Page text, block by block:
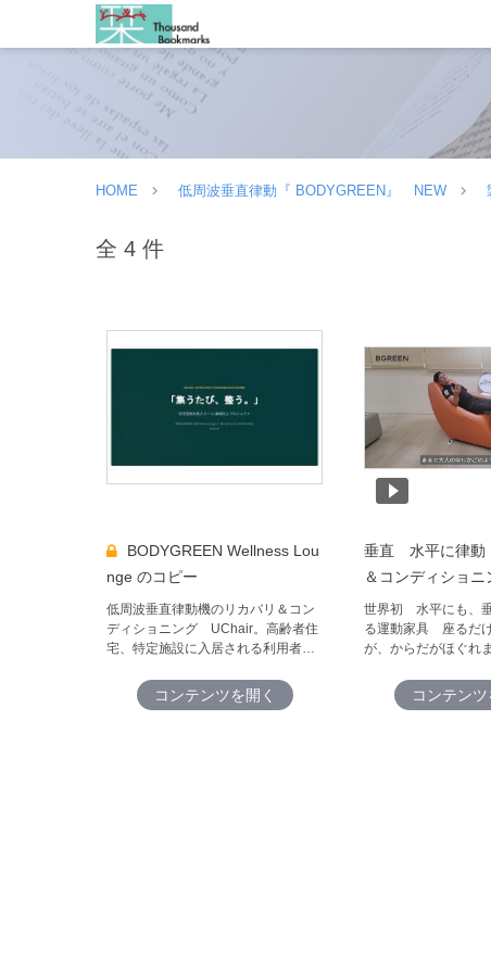
HOME 低周波垂直律動『 BODYGREEN』 NEW
全 4 件
nge のコピー
低周波垂直律動機のリカバリ＆コン
ディショニング UChair。高齢者住
宅、特定施設に入居される利用者様
べりしながら、運動ができる。健康
になる。これからの介護保険事業に
コンテンツを開く
垂直 水平に律
＆コンディショニ
峰 BH2 PVC
世界初 水平にも、
る運動家具 座るだ
が、からだがほぐれ
さは体験しないとわ
れない！ゆらりゆら
コンテンツ